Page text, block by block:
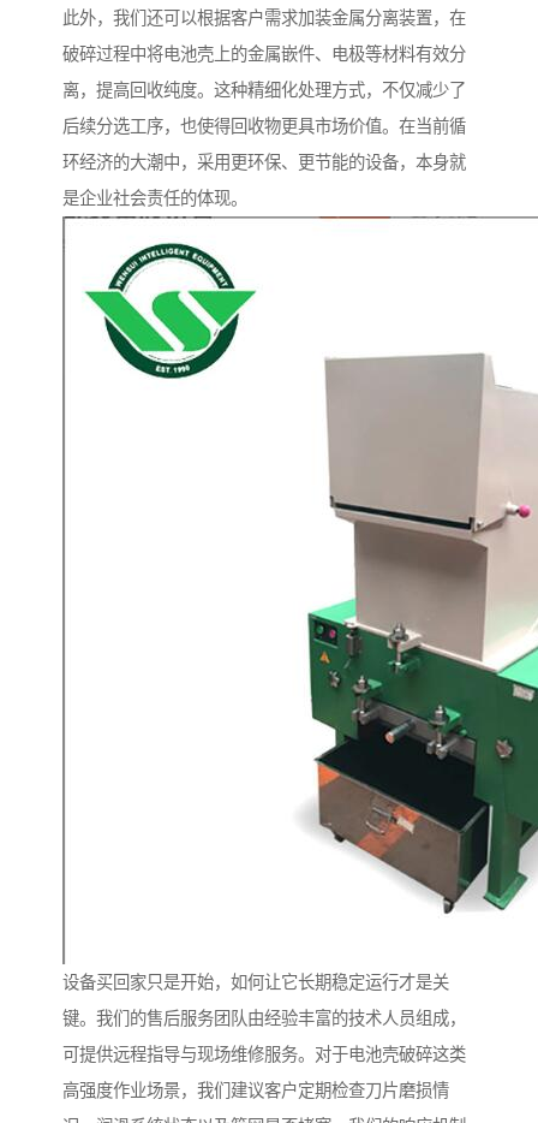
此外，我们还可以根据客户需求加装金属分离装置，在
破碎过程中将电池壳上的金属嵌件、电极等材料有效分
离，提高回收纯度。这种精细化处理方式，不仅减少了
后续分选工序，也使得回收物更具市场价值。在当前循
环经济的大潮中，采用更环保、更节能的设备，本身就
是企业社会责任的体现。
设备买回家只是开始，如何让它长期稳定运行才是关
键。我们的售后服务团队由经验丰富的技术人员组成，
可提供远程指导与现场维修服务。对于电池壳破碎这类
高强度作业场景，我们建议客户定期检查刀片磨损情